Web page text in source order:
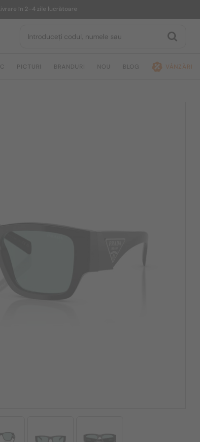
în 2–4 zile lucrătoare
PICTURI BRANDURI NOU BLOG VÂNZĂRI